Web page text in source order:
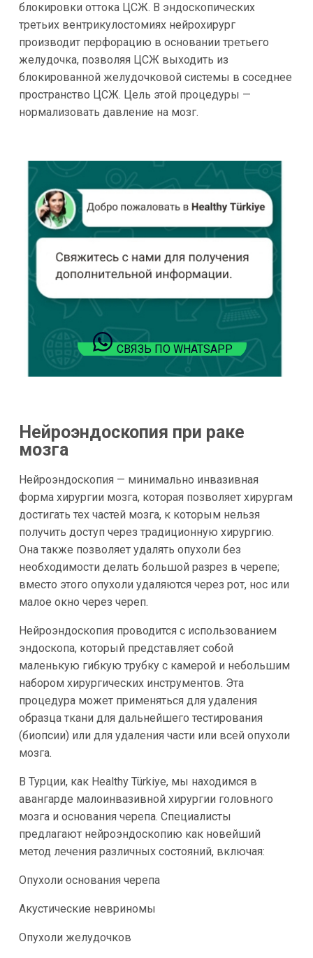
блокировки оттока ЦСЖ. В эндоскопических
третьих вентрикулостомиях нейрохирург
производит перфорацию в основании третьего
желудочка, позволяя ЦСЖ выходить из
блокированной желудочковой системы в соседнее
пространство ЦСЖ. Цель этой процедуры —
нормализовать давление на мозг.
СВЯЗЬ ПО WHATSAPP
Нейроэндоскопия при раке
мозга
Нейроэндоскопия — минимально инвазивная
форма хирургии мозга, которая позволяет хирургам
достигать тех частей мозга, к которым нельзя
получить доступ через традиционную хирургию.
Она также позволяет удалять опухоли без
необходимости делать большой разрез в черепе;
вместо этого опухоли удаляются через рот, нос или
малое окно через череп.
Нейроэндоскопия проводится с использованием
эндоскопа, который представляет собой
маленькую гибкую трубку с камерой и небольшим
набором хирургических инструментов. Эта
процедура может применяться для удаления
образца ткани для дальнейшего тестирования
(биопсии) или для удаления части или всей опухоли
мозга.
В Турции, как Healthy Türkiye, мы находимся в
авангарде малоинвазивной хирургии головного
мозга и основания черепа. Специалисты
предлагают нейроэндоскопию как новейший
метод лечения различных состояний, включая:
Опухоли основания черепа
Акустические невриномы
Опухоли желудочков